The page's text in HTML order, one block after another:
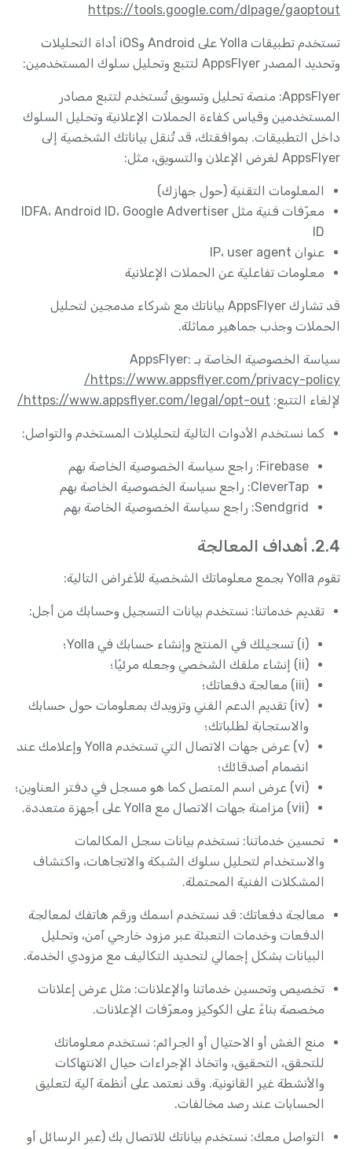
https://tools.google.com/dlpage/gaoptout
تستخدم تطبيقات Yolla على Android وiOS أداة التحليلات
وتحديد المصدر AppsFlyer لتتبع وتحليل سلوك المستخدمين:
AppsFlyer: منصة تحليل وتسويق تُستخدم لتتبع مصادر
المستخدمين وقياس كفاءة الحملات الإعلانية وتحليل السلوك
داخل التطبيقات. بموافقتك، قد تُنقل بياناتك الشخصية إلى
AppsFlyer لغرض الإعلان والتسويق، مثل:
المعلومات التقنية (حول جهازك)
معرّفات فنية مثل IDFA، Android ID، Google Advertiser
ID
عنوان IP، user agent
معلومات تفاعلية عن الحملات الإعلانية
قد تشارك AppsFlyer بياناتك مع شركاء مدمجين لتحليل
الحملات وجذب جماهير مماثلة.
سياسة الخصوصية الخاصة بـ AppsFlyer:
https://www.appsflyer.com/privacy-policy/
لإلغاء التتبع: https://www.appsflyer.com/legal/opt-out/
كما نستخدم الأدوات التالية لتحليلات المستخدم والتواصل:
Firebase: راجع سياسة الخصوصية الخاصة بهم
CleverTap: راجع سياسة الخصوصية الخاصة بهم
Sendgrid: راجع سياسة الخصوصية الخاصة بهم
2.4. أهداف المعالجة
تقوم Yolla بجمع معلوماتك الشخصية للأغراض التالية:
تقديم خدماتنا: نستخدم بيانات التسجيل وحسابك من أجل:
(i) تسجيلك في المنتج وإنشاء حسابك في Yolla؛
(ii) إنشاء ملفك الشخصي وجعله مرئيًا؛
(iii) معالجة دفعاتك؛
(iv) تقديم الدعم الفني وتزويدك بمعلومات حول حسابك
والاستجابة لطلباتك؛
(v) عرض جهات الاتصال التي تستخدم Yolla وإعلامك عند
انضمام أصدقائك؛
(vi) عرض اسم المتصل كما هو مسجل في دفتر العناوين؛
(vii) مزامنة جهات الاتصال مع Yolla على أجهزة متعددة.
تحسين خدماتنا: نستخدم بيانات سجل المكالمات
والاستخدام لتحليل سلوك الشبكة والاتجاهات، واكتشاف
المشكلات الفنية المحتملة.
معالجة دفعاتك: قد نستخدم اسمك ورقم هاتفك لمعالجة
الدفعات وخدمات التعبئة عبر مزود خارجي آمن، وتحليل
البيانات بشكل إجمالي لتحديد التكاليف مع مزودي الخدمة.
تخصيص وتحسين خدماتنا والإعلانات: مثل عرض إعلانات
مخصصة بناءً على الكوكيز ومعرّفات الإعلانات.
منع الغش أو الاحتيال أو الجرائم: نستخدم معلوماتك
للتحقق، التحقيق، واتخاذ الإجراءات حيال الانتهاكات
والأنشطة غير القانونية. وقد نعتمد على أنظمة آلية لتعليق
الحسابات عند رصد مخالفات.
التواصل معك: نستخدم بياناتك للاتصال بك (عبر الرسائل أو